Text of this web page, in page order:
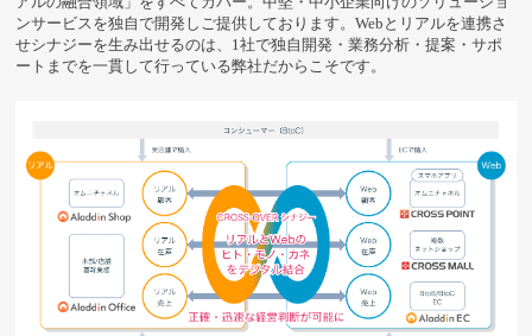
ンサービスを独自で開発しご提供しております。Webとリアルを連携さ
せシナジーを生み出せるのは、1社で独自開発・業務分析・提案・サポ
ートまでを一貫して行っている弊社だからこそです。